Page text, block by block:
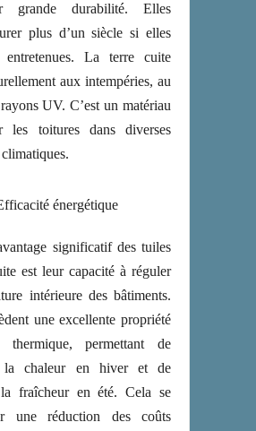
grande durabilité. Elles
plus d’un siècle si elles
La terre cuite
aux intempéries, au
UV. C’est un matériau
les toitures dans diverses
énergétique
significatif des tuiles
est leur capacité à réguler
intérieure des bâtiments.
une excellente propriété
thermique, permettant de
la chaleur en hiver et de
fraîcheur en été. Cela se
une réduction des coûts